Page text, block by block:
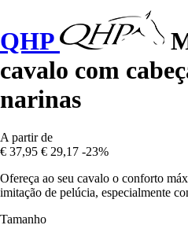
QHP
cavalo com
narinas
A partir de
€ 37,95 € 29,17 -23%
Ofereça ao seu cavalo o conforto
imitação de pelúcia, especialmente
Tamanho